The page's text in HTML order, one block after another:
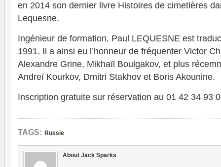
en 2014 son dernier livre Histoires de cimetières
Lequesne.
Ingénieur de formation, Paul LEQUESNE est
1991. Il a ainsi eu l’honneur de fréquenter Victor
Alexandre Grine, Mikhaïl Boulgakov, et plus
Andreï Kourkov, Dmitri Stakhov et Boris Akounine.
Inscription gratuite sur réservation au 01 42 34 93
TAGS: Russie
About Jack Sparks